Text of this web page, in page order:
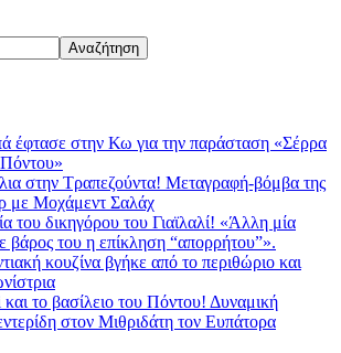
Αναζήτηση
στην Κω για την παράσταση «Σέρρα
στην Τραπεζούντα! Μεταγραφή-βόμβα της
με Μοχάμεντ Σαλάχ
του δικηγόρου του Γιαϊλαλί! «Άλλη μία
βάρος του η επίκληση “απορρήτου”».
κουζίνα βγήκε από το περιθώριο και
το βασίλειο του Πόντου! Δυναμική
στον Μιθριδάτη τον Ευπάτορα